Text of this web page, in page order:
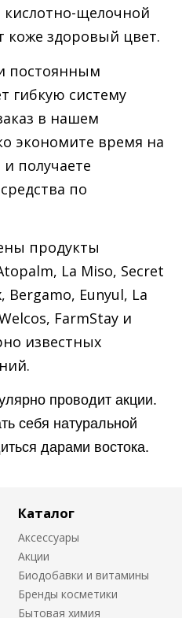
кислотно-щелочной
коже здоровый цвет.
постоянным
гибкую систему
в нашем
экономите время на
получаете
по
продукты
La Miso, Secret
Bergamo, Eunyul, La
FarmStay и
известных
проводит акции.
себя натуральной
дарами востока.
Каталог
Аксессуары
Акции
Биодобавки и витамины
Бренды косметики
Бытовая химия